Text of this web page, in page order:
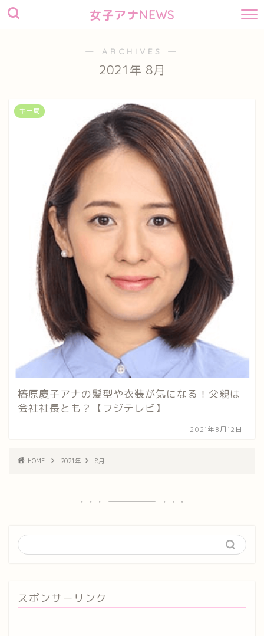
女子アナNEWS
― ARCHIVES ―
2021年 8月
キー局
椿原慶子アナの髪型や衣装が気になる！父親は
会社社長とも？【フジテレビ】
2021年8月12日
HOME 2021年 8月
スポンサーリンク